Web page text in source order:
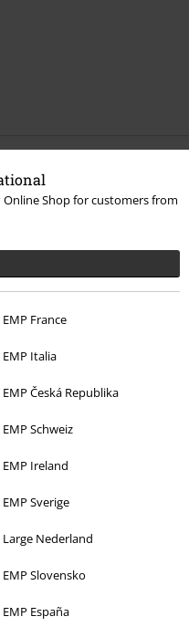
Online Shop for customers from
EMP France
EMP Italia
EMP Česká Republika
EMP Schweiz
EMP Ireland
EMP Sverige
Large Nederland
EMP Slovensko
EMP España
dich
zu erhalten und willige
mbH meine
mich individuell und
Die Verarbeitung meiner
den Bestimmungen in
Einwilligung jederzeit z. B.